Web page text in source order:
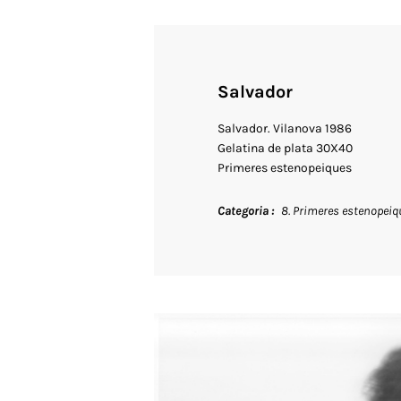
Salvador
Salvador. Vilanova 1986
Gelatina de plata 30X40
Primeres estenopeiques
Categoria 8. Primeres